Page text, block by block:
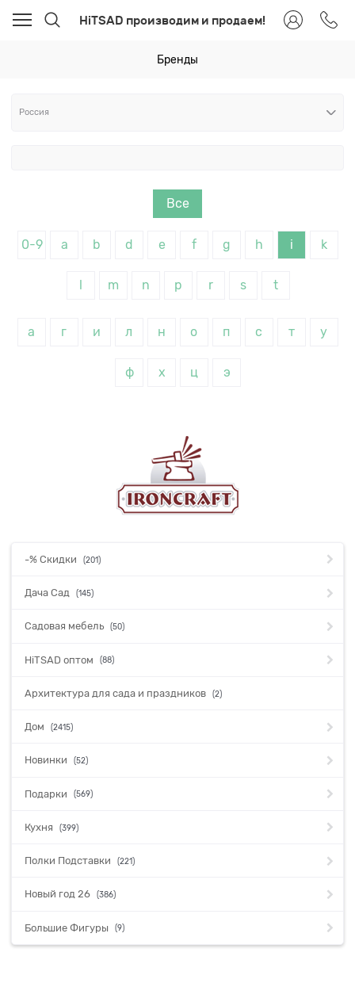
HiTSAD производим и продаем!
Бренды
Все
0-9 a b d e f g h i k
m n p r s t
а г и л н о п с т у
ф х ц э
-% Скидки (201)
Дача Сад (145)
Садовая мебель (50)
HiTSAD оптом (88)
Архитектура для сада и праздников (2)
Дом (2415)
Новинки (52)
Подарки (569)
Кухня (399)
Полки Подставки (221)
Новый год 26 (386)
Большие Фигуры (9)